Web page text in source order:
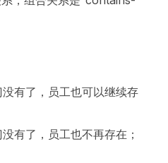
有了，员工也可以继续存
有了，员工也不再存在；